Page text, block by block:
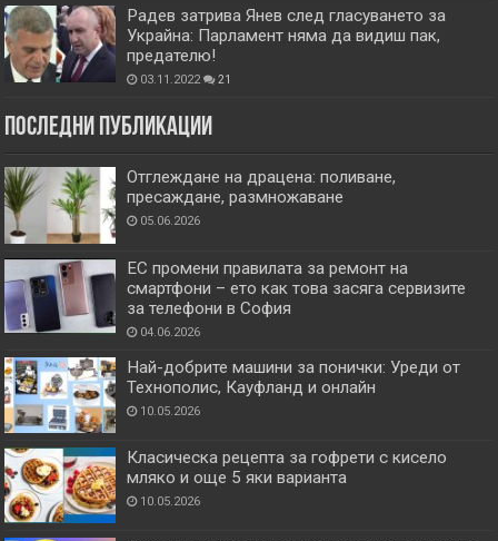
Радев затрива Янев след гласуването за
Украйна: Парламент няма да видиш пак,
предателю!
03.11.2022 21
Последни публикации
Отглеждане на драцена: поливане,
пресаждане, размножаване
05.06.2026
ЕС промени правилата за ремонт на
смартфони – ето как това засяга сервизите
за телефони в София
04.06.2026
Най-добрите машини за понички: Уреди от
Технополис, Кауфланд и онлайн
10.05.2026
Класическа рецепта за гофрети с кисело
мляко и още 5 яки варианта
10.05.2026